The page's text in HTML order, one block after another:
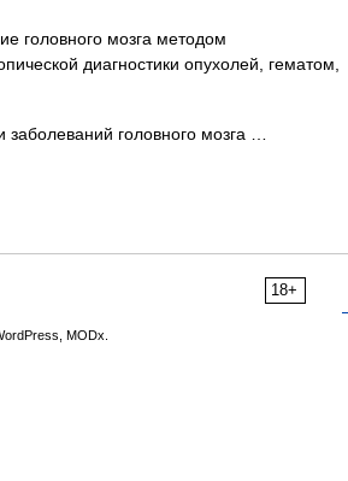
головного мозга методом
диагностики опухолей, гематом,
заболеваний головного мозга …
18+
MODx.